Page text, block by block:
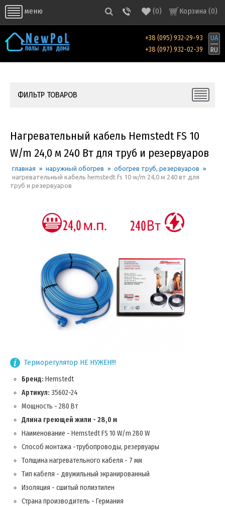
меню Корзина (0)
(0)
+38 (095) 932-29-93
+38 (097) 932-02-39
UA
RU
ФИЛЬТР ТОВАРОВ
Нагревательный кабель Hemstedt FS 10
W/m 24,0 м 240 Вт для труб и резервуаров
главная » наружный обогрев » обогрев труб, резервуаров »
нагревательный кабель hemstedt fs 10 w/m 24,0 м 240 вт для
труб и резервуаров
Терморегулятор НЕ НУЖЕН!!!
Бренд: Hemstedt
Артикул: 35602-24
Мощность - 280 Вт
Длина греющей жили - 28,0 м
Наименование - Hemstedt FS 10 W/m 280 W
Способ монтажа -трубопроводы, резервуары
Толщина нагревательного кабеля - 7 мм
Тип кабеля - двужильный экранированный
Изоляция - сшитый полиэтилен
Страна производитель - Германия